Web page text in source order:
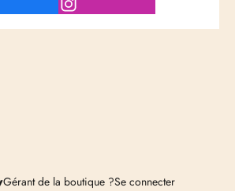
Gérant de la boutique ?Se connecter